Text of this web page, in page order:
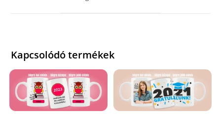
Kapcsolódó termékek